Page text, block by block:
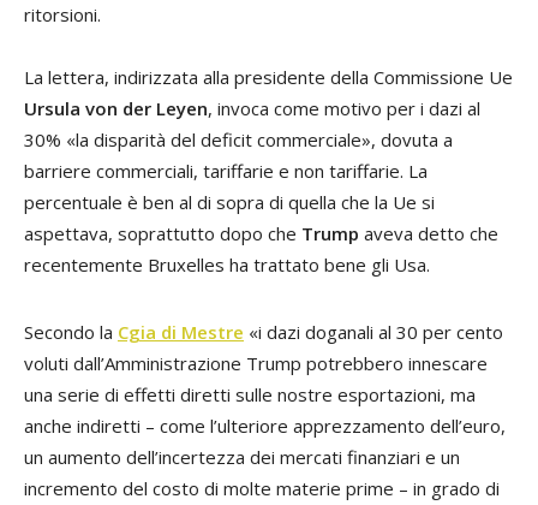
ritorsioni.
La lettera, indirizzata alla presidente della Commissione Ue
Ursula von der Leyen, invoca come motivo per i dazi al
30% «la disparità del deficit commerciale», dovuta a
barriere commerciali, tariffarie e non tariffarie. La
percentuale è ben al di sopra di quella che la Ue si
aspettava, soprattutto dopo che Trump aveva detto che
recentemente Bruxelles ha trattato bene gli Usa.
Secondo la Cgia di Mestre «i dazi doganali al 30 per cento
voluti dall’Amministrazione Trump potrebbero innescare
una serie di effetti diretti sulle nostre esportazioni, ma
anche indiretti – come l’ulteriore apprezzamento dell’euro,
un aumento dell’incertezza dei mercati finanziari e un
incremento del costo di molte materie prime – in grado di